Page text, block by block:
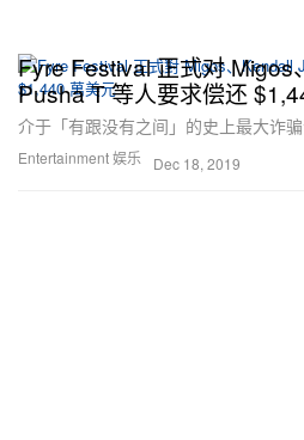
Entertainment 娱乐
Fyre Festival 正式对 Migos
Pusha T 等人要求偿还
介于「有跟没有之间」的史上最大诈骗
Dec 18, 2019